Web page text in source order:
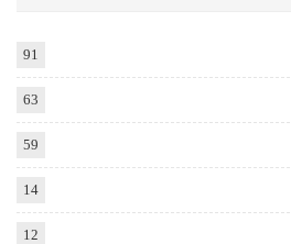
91
63
59
14
12